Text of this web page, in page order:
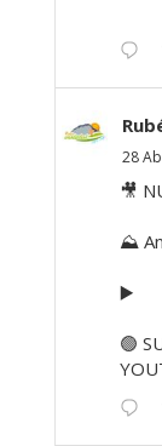
28
🎥
⛰
▶️
🟢